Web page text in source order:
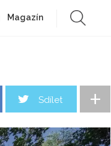
Magazín
Sdílet +